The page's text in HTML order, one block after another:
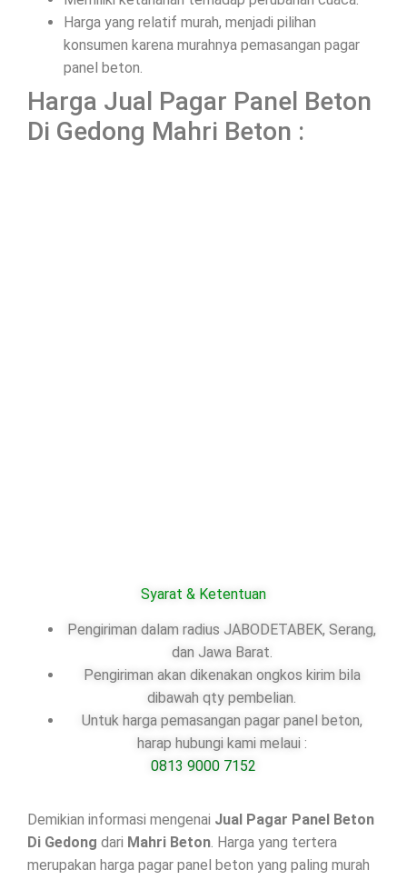
Harga yang relatif murah, menjadi pilihan
konsumen karena murahnya pemasangan pagar
panel beton.
Harga Jual Pagar Panel Beton
Di Gedong Mahri Beton :
Syarat & Ketentuan
Pengiriman dalam radius JABODETABEK, Serang,
dan Jawa Barat.
Pengiriman akan dikenakan ongkos kirim bila
dibawah qty pembelian.
Untuk harga pemasangan pagar panel beton,
harap hubungi kami melaui :
0813 9000 7152
Demikian informasi mengenai Jual Pagar Panel Beton
Di Gedong dari Mahri Beton. Harga yang tertera
merupakan harga pagar panel beton yang paling murah